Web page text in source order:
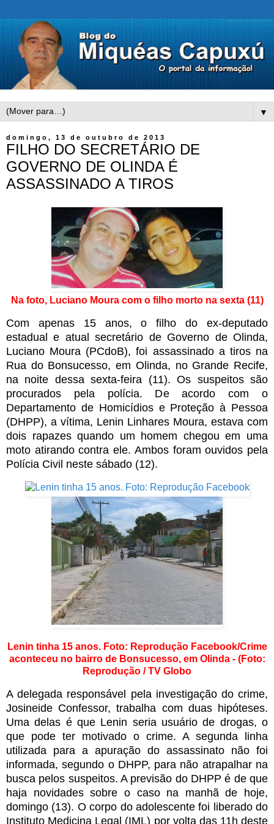
▼
domingo, 13 de outubro de 2013
FILHO DO SECRETÁRIO DE
GOVERNO DE OLINDA É
ASSASSINADO A TIROS
Na foto, Luciano Moura com o filho morto na sexta (11)
Com apenas 15 anos, o filho do ex-deputado
estadual e atual secretário de Governo de Olinda,
Luciano Moura (PCdoB), foi assassinado a tiros na
Rua do Bonsucesso, em Olinda, no Grande Recife,
na noite dessa sexta-feira (11). Os suspeitos são
procurados pela polícia. De acordo com o
Departamento de Homicídios e Proteção à Pessoa
(DHPP), a vítima, Lenin Linhares Moura, estava com
dois rapazes quando um homem chegou em uma
moto atirando contra ele. Ambos foram ouvidos pela
Polícia Civil neste sábado (12).
Lenin tinha 15 anos. Foto: Reprodução Facebook/Crime
aconteceu no bairro de Bonsucesso, em Olinda - (Foto:
Reprodução / TV Globo
A delegada responsável pela investigação do crime,
Josineide Confessor, trabalha com duas hipóteses.
Uma delas é que Lenin seria usuário de drogas, o
que pode ter motivado o crime. A segunda linha
utilizada para a apuração do assassinato não foi
informada, segundo o DHPP, para não atrapalhar na
busca pelos suspeitos. A previsão do DHPP é de que
haja novidades sobre o caso na manhã de hoje,
domingo (13). O corpo do adolescente foi liberado do
Instituto Medicina Legal (IML) por volta das 11h deste